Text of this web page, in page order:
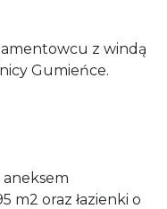
z windą
Gumieńce.
aneksem
m2 oraz łazienki o